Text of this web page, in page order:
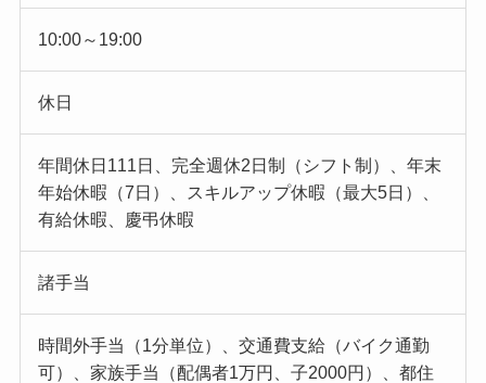
10:00～19:00
休日
年間休日111日、完全週休2日制（シフト制）、年末
年始休暇（7日）、スキルアップ休暇（最大5日）、
有給休暇、慶弔休暇
諸手当
時間外手当（1分単位）、交通費支給（バイク通勤
可）、家族手当（配偶者1万円、子2000円）、都住